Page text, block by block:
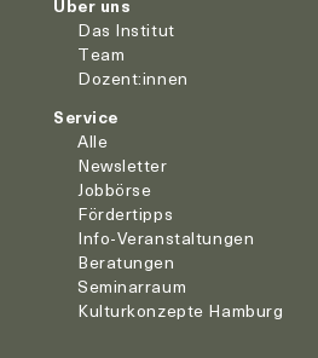
Über uns
Das Institut
Team
Dozent:innen
Service
Alle
Newsletter
Jobbörse
Fördertipps
Info-Veranstaltungen
Beratungen
Seminarraum
Kulturkonzepte Hamburg